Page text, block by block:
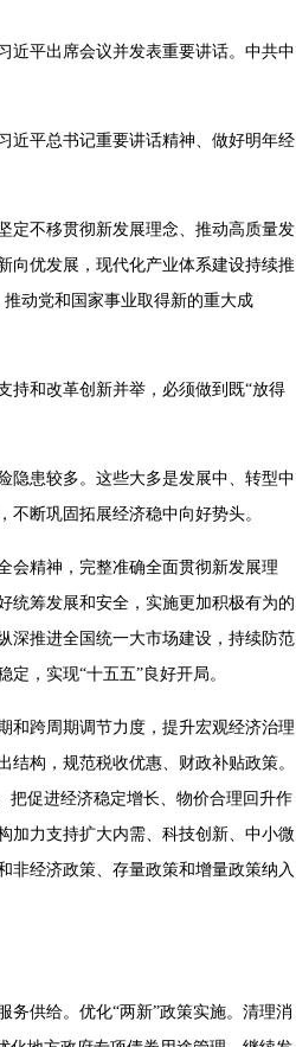
近平出席会议并发表重要讲话。中共中
近平总书记重要讲话精神、做好明年经
定不移贯彻新发展理念、推动高质量发
向优发展，现代化产业体系建设持续推
动党和国家事业取得新的重大成
持和改革创新并举，必须做到既“放得
隐患较多。这些大多是发展中、转型中
断巩固拓展经济稳中向好势头。
会精神，完整准确全面贯彻新发展理
统筹发展和安全，实施更加积极有为的
深推进全国统一大市场建设，持续防范
，实现“十五五”良好开局。
和跨周期调节力度，提升宏观经济治理
构，规范税收优惠、财政补贴政策。
把促进经济稳定增长、物价合理回升作
加力支持扩大内需、科技创新、中小微
非经济政策、存量政策和增量政策纳入
供给。优化“两新”政策实施。清理消